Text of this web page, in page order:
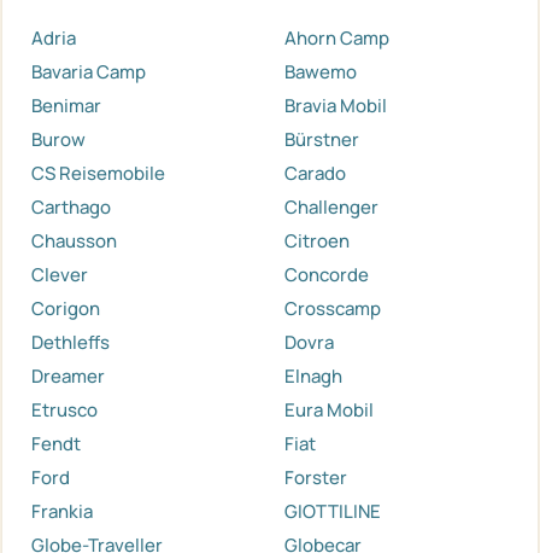
Adria
Ahorn Camp
Bavaria Camp
Bawemo
Benimar
Bravia Mobil
Burow
Bürstner
CS Reisemobile
Carado
Carthago
Challenger
Chausson
Citroen
Clever
Concorde
Corigon
Crosscamp
Dethleffs
Dovra
Dreamer
Elnagh
Etrusco
Eura Mobil
Fendt
Fiat
Ford
Forster
Frankia
GIOTTILINE
Globe-Traveller
Globecar